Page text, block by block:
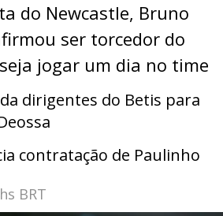
do Newcastle, Bruno
ser torcedor do
jogar um dia no time
dirigentes do Betis para
contratação de Paulinho
BRT